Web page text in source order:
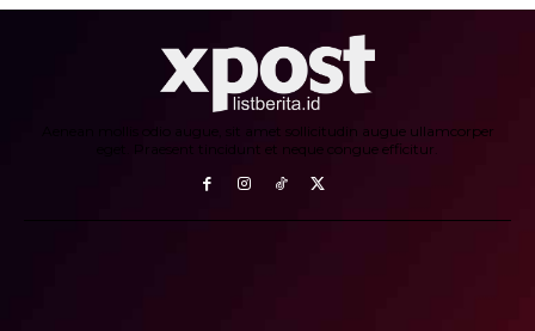
Aenean mollis odio augue, sit amet sollicitudin augue ullamcorper
eget. Praesent tincidunt et neque congue efficitur.